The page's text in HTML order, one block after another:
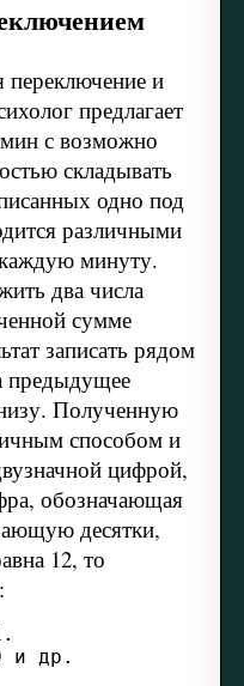
переключение и
предлагает
с возможно
складывать
одно под
различными
минуту.
два числа
сумме
записать рядом
предыдущее
Полученную
способом и
цифрой,
обозначающая
десятки,
12, то
и др.